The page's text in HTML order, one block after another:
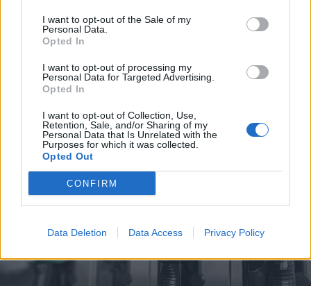
I want to opt-out of the Sale of my
Personal Data.
Opted In
I want to opt-out of processing my
Personal Data for Targeted Advertising.
Opted In
I want to opt-out of Collection, Use,
Retention, Sale, and/or Sharing of my
Personal Data that Is Unrelated with the
Purposes for which it was collected.
Opted Out
CONFIRM
Data Deletion Data Access Privacy Policy
2026. augusztus 08., szombat
Vaddisznó szaladt le a budapesti
metróba, felszállt az egyik kocsira,
majd kilőtték – videóval